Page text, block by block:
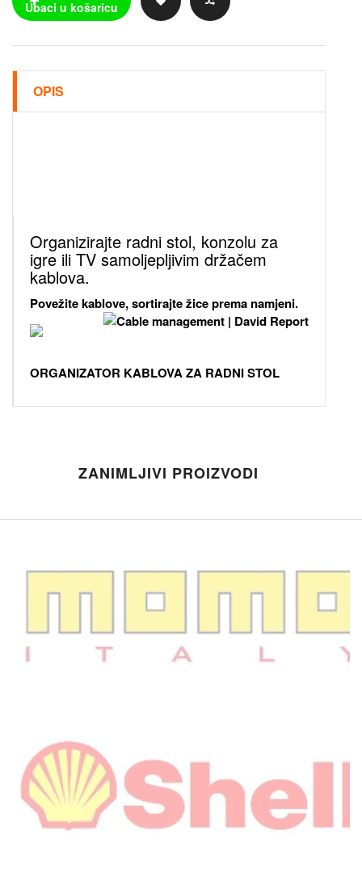
OPIS
Organizirajte radni stol, konzolu za
igre ili TV samoljepljivim držačem
kablova.
Povežite kablove, sortirajte žice prema namjeni.
ORGANIZATOR KABLOVA ZA RADNI STOL
ZANIMLJIVI PROIZVODI